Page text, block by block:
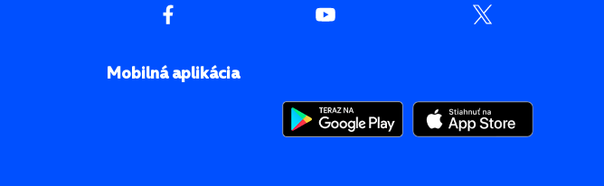
Mobilná aplikácia